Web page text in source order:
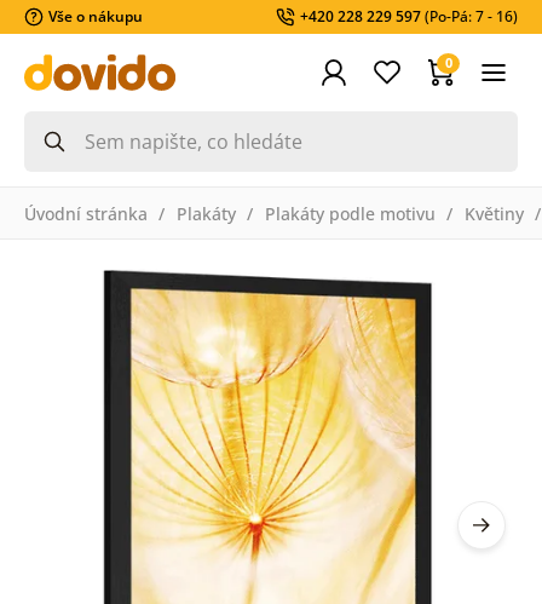
Vše o nákupu +420 228 229 597(Po-Pá: 7 - 16)
0
Úvodní stránka Plakáty Plakáty podle motivu Květiny